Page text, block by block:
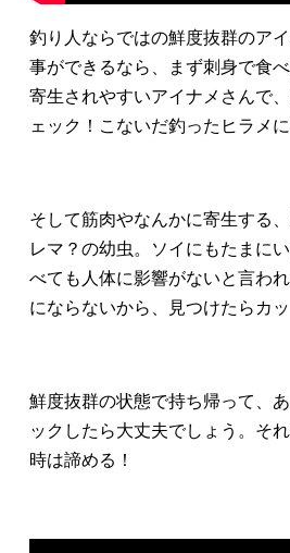
釣り人ならではの鮮度抜群のア
事ができるなら、まず刺身で食
寄生されやすいアイナメさんで
ェック！こないだ釣ったヒラメ
そして筋肉やなんかに寄生する
レマ？の幼虫。ソイにもたまに
べても人体に影響がないと言わ
にならないから、見つけたらカッ
鮮度抜群の状態で持ち帰って、
ックしたら大丈夫でしょう。そ
時は諦める！